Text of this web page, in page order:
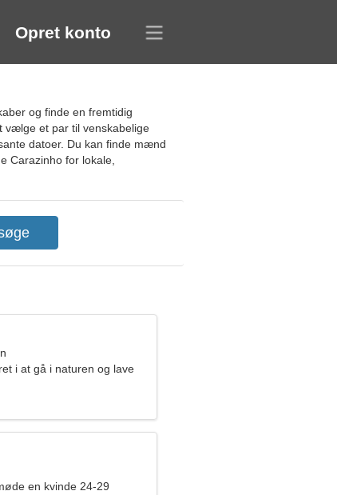
Opret konto
og finde en fremtidig
vælge et par til venskabelige
datoer. Du kan finde mænd
Carazinho for lokale,
i at gå i naturen og lave
en kvinde 24-29